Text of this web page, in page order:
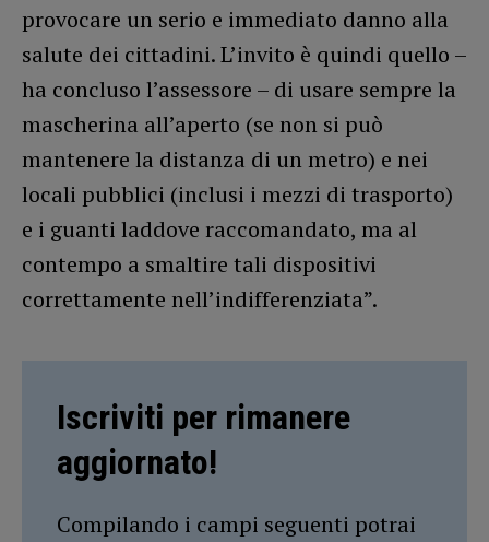
provocare un serio e immediato danno alla
salute dei cittadini. L’invito è quindi quello –
ha concluso l’assessore – di usare sempre la
mascherina all’aperto (se non si può
mantenere la distanza di un metro) e nei
locali pubblici (inclusi i mezzi di trasporto)
e i guanti laddove raccomandato, ma al
contempo a smaltire tali dispositivi
correttamente nell’indifferenziata”.
Iscriviti per rimanere
aggiornato!
Compilando i campi seguenti potrai